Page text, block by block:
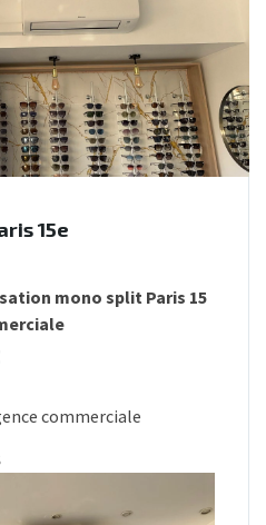
15e
mono split Paris 15
commerciale